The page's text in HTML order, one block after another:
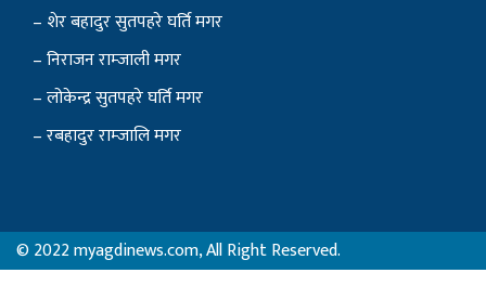
– शेर बहादुर सुतपहरे घर्ति मगर
– निराजन राम्जाली मगर
– लोकेन्द्र सुतपहरे घर्ति मगर
– रबहादुर राम्जालि मगर
© 2022 myagdinews.com, All Right Reserved.